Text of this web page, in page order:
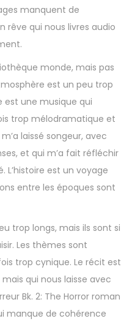
manquent de
rêve qui nous livres audio
monde, mais pas
est un peu trop
est une musique qui
trop mélodramatique et
laissé songeur, avec
et qui m’a fait réfléchir
L’histoire est un voyage
entre les époques sont
trop longs, mais ils sont si
Les thèmes sont
trop cynique. Le récit est
qui nous laisse avec
Bk. 2: The Horror roman
manque de cohérence